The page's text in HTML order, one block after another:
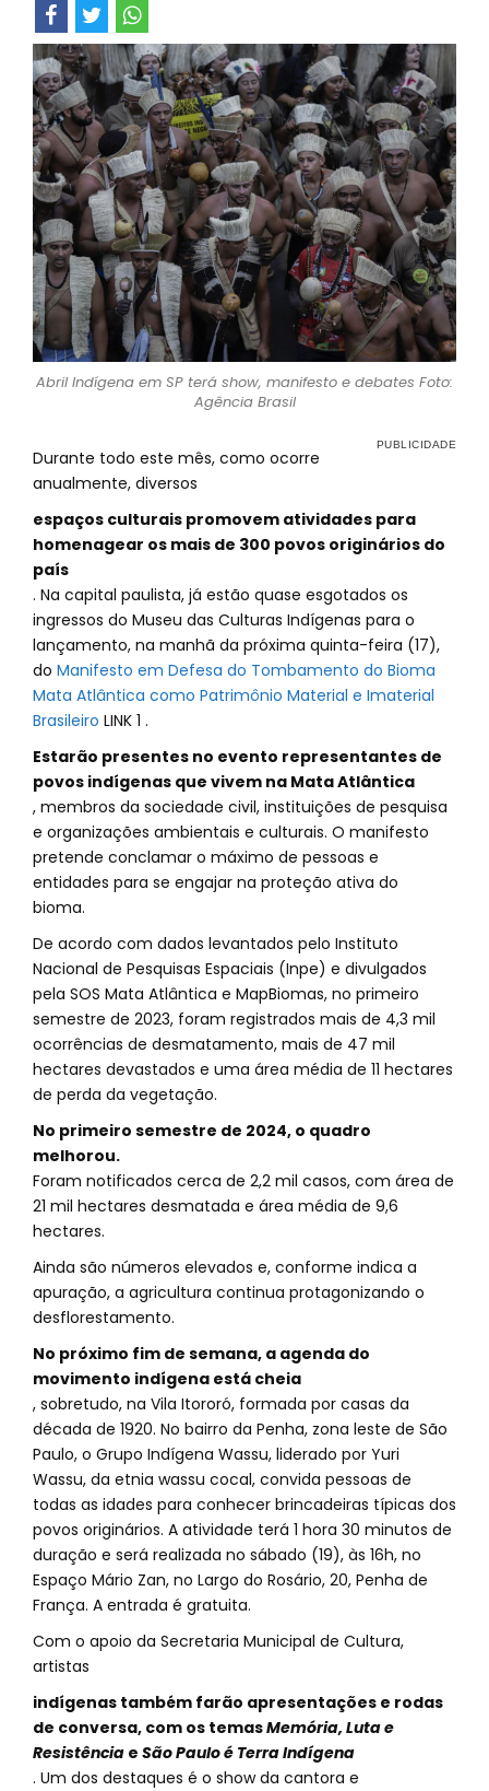
Abril Indígena em SP terá show, manifesto e debates Foto:
Agência Brasil
Durante todo este mês, como ocorre
anualmente, diversos
espaços culturais promovem atividades para
homenagear os mais de 300 povos originários do
país
. Na capital paulista, já estão quase esgotados os
ingressos do Museu das Culturas Indígenas para o
lançamento, na manhã da próxima quinta-feira (17),
do Manifesto em Defesa do Tombamento do Bioma
Mata Atlântica como Patrimônio Material e Imaterial
Brasileiro LINK 1 .
Estarão presentes no evento representantes de
povos indígenas que vivem na Mata Atlântica
, membros da sociedade civil, instituições de pesquisa
e organizações ambientais e culturais. O manifesto
pretende conclamar o máximo de pessoas e
entidades para se engajar na proteção ativa do
bioma.
De acordo com dados levantados pelo Instituto
Nacional de Pesquisas Espaciais (Inpe) e divulgados
pela SOS Mata Atlântica e MapBiomas, no primeiro
semestre de 2023, foram registrados mais de 4,3 mil
ocorrências de desmatamento, mais de 47 mil
hectares devastados e uma área média de 11 hectares
de perda da vegetação.
No primeiro semestre de 2024, o quadro
melhorou.
Foram notificados cerca de 2,2 mil casos, com área de
21 mil hectares desmatada e área média de 9,6
hectares.
Ainda são números elevados e, conforme indica a
apuração, a agricultura continua protagonizando o
desflorestamento.
No próximo fim de semana, a agenda do
movimento indígena está cheia
, sobretudo, na Vila Itororó, formada por casas da
década de 1920. No bairro da Penha, zona leste de São
Paulo, o Grupo Indígena Wassu, liderado por Yuri
Wassu, da etnia wassu cocal, convida pessoas de
todas as idades para conhecer brincadeiras típicas dos
povos originários. A atividade terá 1 hora 30 minutos de
duração e será realizada no sábado (19), às 16h, no
Espaço Mário Zan, no Largo do Rosário, 20, Penha de
França. A entrada é gratuita.
Com o apoio da Secretaria Municipal de Cultura,
artistas
indígenas também farão apresentações e rodas
de conversa, com os temasMemória, Luta e
Resistência e São Paulo é Terra Indígena
. Um dos destaques é o show da cantora e